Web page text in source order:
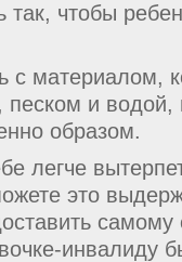
так, чтобы
с материалом,
песком и водой,
обра­зом.
легче
это
самому
инвалиду